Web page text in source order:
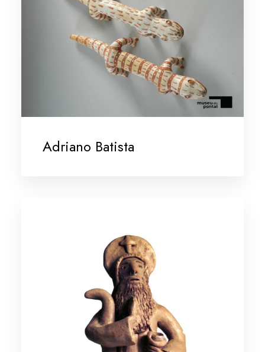
Adriano Batista